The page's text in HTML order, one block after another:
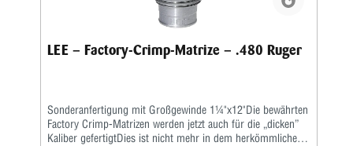
LEE – Factory-Crimp-Matrize – .480 Ruger
Sonderanfertigung mit Großgewinde 1¼"x12"Die bewährten
Factory Crimp-Matrizen werden jetzt auch für die „dicken”
Kaliber gefertigtDies ist nicht mehr in dem herkömmlichen